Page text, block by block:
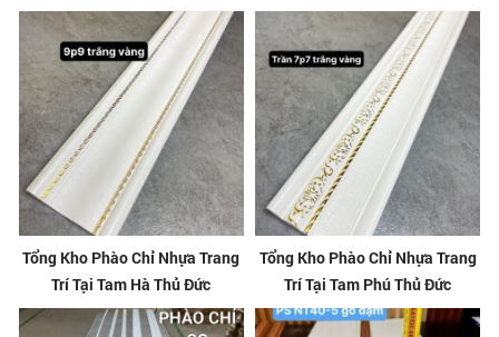
Tổng Kho Phào Chỉ Nhựa Trang
Trí Tại Tam Hà Thủ Đức
Tổng Kho Phào Chỉ Nhựa Trang
Trí Tại Tam Phú Thủ Đức